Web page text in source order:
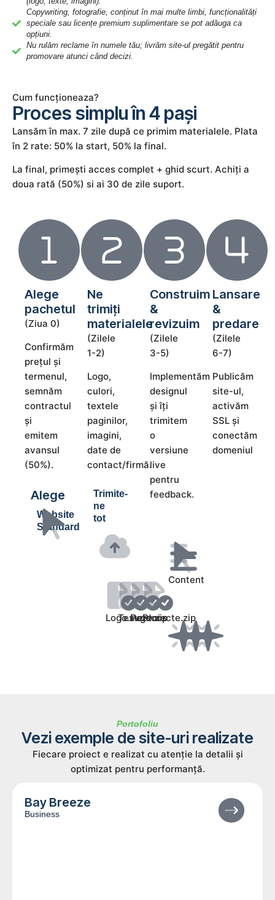
Copywriting, fotografie, conținut în mai multe limbi, funcționalități
speciale sau licențe premium suplimentare se pot adăuga ca
opțiuni.
Nu rulăm reclame în numele tău; livrăm site-ul pregătit pentru
promovare atunci când decizi.
Cum funcționeaza?
Proces simplu în 4 pași
Lansăm în max. 7 zile după ce primim materialele. Plata
în 2 rate: 50% la start, 50% la final.
La final, primești acces complet + ghid scurt. Achiți a
doua rată (50%) si ai 30 de zile suport.
Alege
pachetul
(Ziua 0)
Confirmăm
prețul și
termenul,
semnăm
contractul
și
emitem
avansul
(50%).
Alege
Website
Standard
Ne
trimiți
materialele
(Zilele
1-2)
Logo,
culori,
textele
paginilor,
imagini,
date de
contact/firmă.
Trimite-
ne
tot
Logo.svg
Texte.docs
Poze.zip
Proiecte.zip
Construim
&
revizuim
(Zilele
3-5)
Implementăm
designul
și îți
trimitem
o
versiune
live
pentru
feedback.
Content
Lansare
&
predare
(Zilele
6-7)
Publicăm
site-ul,
activăm
SSL și
conectăm
domeniul
Portofoliu
Vezi exemple de site-uri realizate
Fiecare proiect e realizat cu atenție la detalii și
optimizat pentru performanță.
Bay Breeze
Business